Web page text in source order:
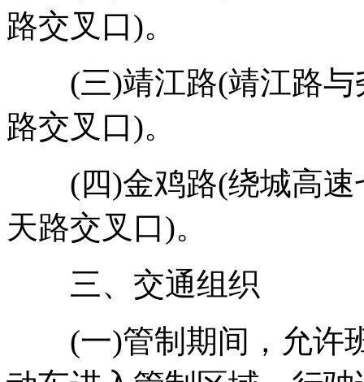
路交叉口)。
(三)靖江路(靖江路与
路交叉口)。
(四)金鸡路(绕城高速
天路交叉口)。
三、交通组织
(一)管制期间，允许